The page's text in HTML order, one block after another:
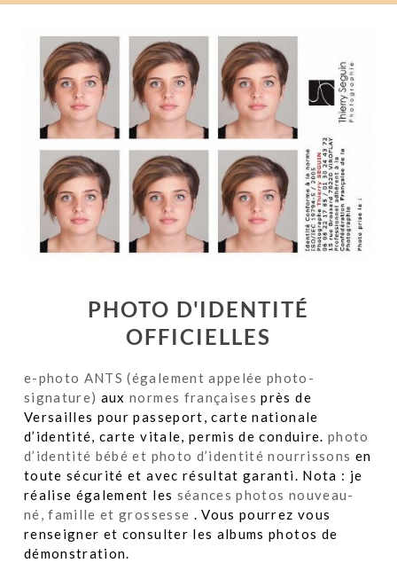
PHOTO D'IDENTITÉ
OFFICIELLES
e-photo ANTS (également appelée photo-
signature) auxnormes françaises près de
Versailles pour passeport, carte nationale
d’identité, carte vitale, permis de conduire. photo
d’identité bébé et photo d’identité nourrissons en
toute sécurité et avec résultat garanti. Nota : je
réalise également les séances photos nouveau-
né, famille et grossesse . Vous pourrez vous
renseigner et consulter les albums photos de
démonstration.